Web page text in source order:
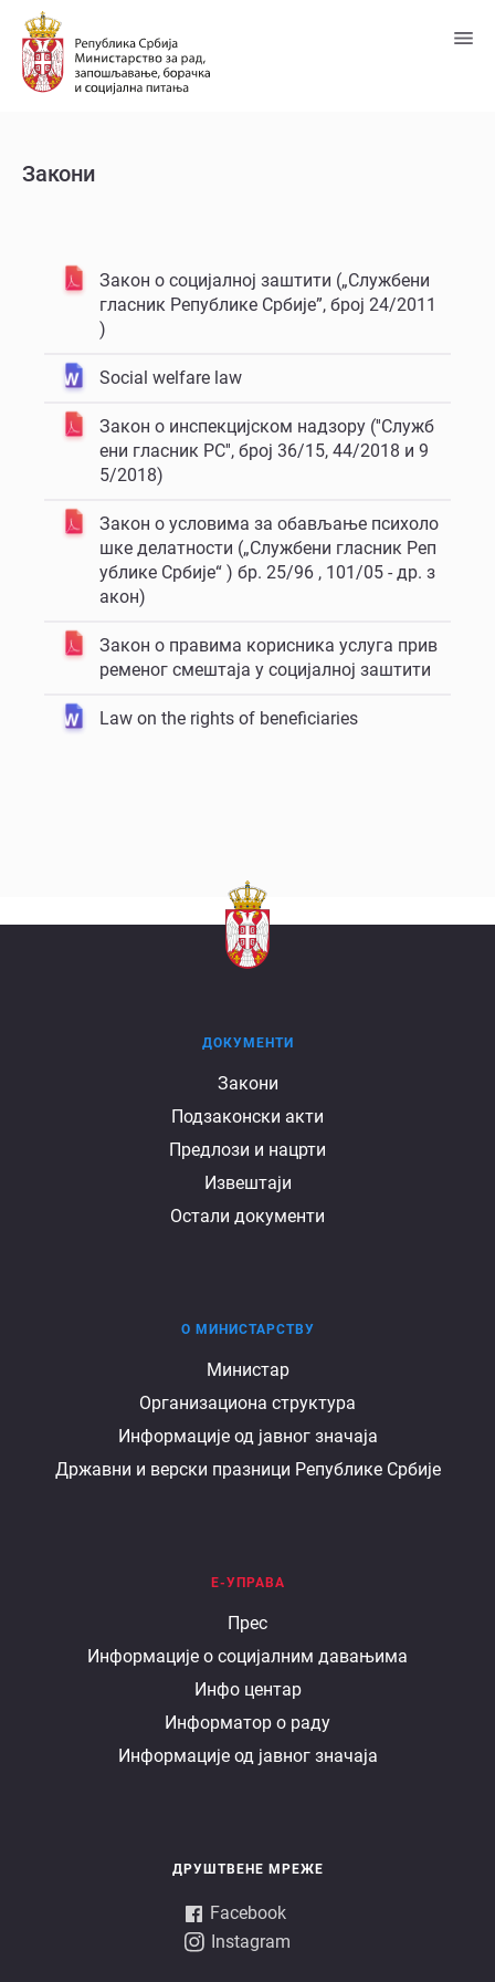
Пређи
главни
садржај
Закони
Закон о социјалној заштити („Службени
гласник Републике Србије”, број 24/2011
)
Social welfare law
Закон о инспекцијском надзору (''Служб
ени гласник РС'', број 36/15, 44/2018 и 9
5/2018)
Закон о условима за обављање психоло
шке делатности („Службени гласник Реп
ублике Србије“ ) бр. 25/96 , 101/05 - др. з
акон)
Закон о правима корисника услуга прив
ременог смештаја у социјалној заштити
Law on the rights of beneficiaries
ДОКУМЕНТИ
Закони
Подзаконски акти
Предлози и нацрти
Извештаји
Остали документи
министарству
О МИНИСТАРСТВУ
Министар
Организациона структура
Информације од јавног значаја
Државни и верски празници Републике Србије
Е-УПРАВА
Прес
Информације о социјалним давањима
Инфо центар
Информатор о раду
Информације од јавног значаја
ДРУШТВЕНЕ МРЕЖЕ
Facebook
Instagram